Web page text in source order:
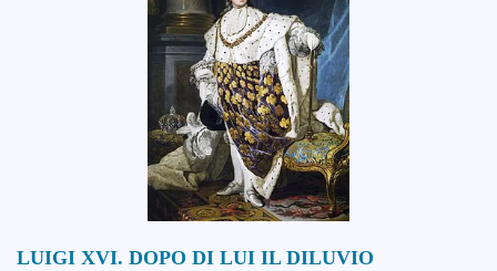
LUIGI XVI. DOPO DI LUI IL DILUVIO